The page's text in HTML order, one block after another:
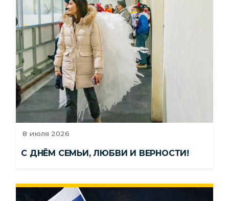
8 июля 2026
С ДНЁМ СЕМЬИ, ЛЮБВИ И ВЕРНОСТИ!